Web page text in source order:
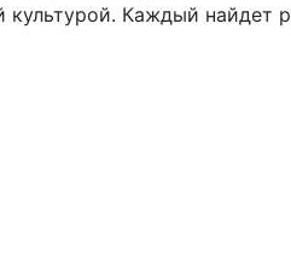
Каждый найдет